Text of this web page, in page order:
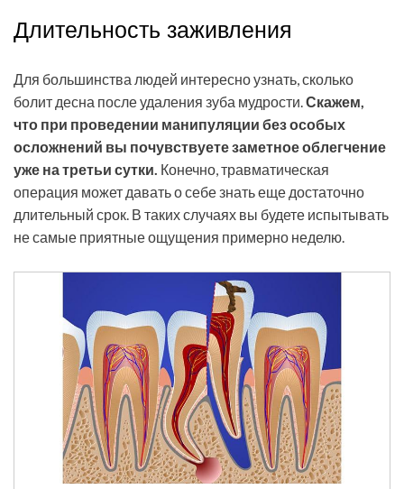
Длительность заживления
Для большинства людей интересно узнать, сколько
болит десна после удаления зуба мудрости.Скажем,
что при проведении манипуляции без особых
осложнений вы почувствуете заметное облегчение
уже на третьи сутки. Конечно, травматическая
операция может давать о себе знать еще достаточно
длительный срок. В таких случаях вы будете испытывать
не самые приятные ощущения примерно неделю.